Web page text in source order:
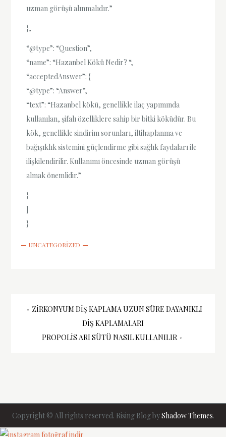
uzman görüşü alınmalıdır.”
},
“@type”: “Question”,
“name”: “Hazanbel Kökü Nedir? “,
“acceptedAnswer”: {
“@type”: “Answer”,
“text”: “Hazanbel kökü, genellikle ilaç yapımında
kullanılan, şifalı özelliklere sahip bir bitki köküdür. Bu
kök, genellikle sindirim sorunları, iltihaplanma ve
bağışıklık sistemini güçlendirme gibi sağlık faydaları ile
ilişkilendirilir. Kullanımı öncesinde uzman görüşü
almak önemlidir.”
}
]
}
UNCATEGORIZED
Yazı
gezinmesi
ZIRKONYUM DIŞ KAPLAMA UZUN SÜRE DAYANIKLI
DIŞ KAPLAMALARI
PROPOLIS ARI SÜTÜ NASIL KULLANILIR
Copyright © All rights reserved. Rising Blog byShadow Themes.